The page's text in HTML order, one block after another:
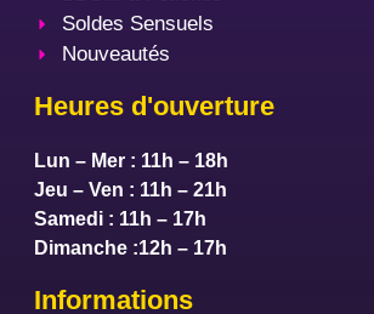
Soldes Sensuels
Nouveautés
Heures d'ouverture
Lun – Mer : 11h – 18h
Jeu – Ven : 11h – 21h
Samedi : 11h – 17h
Dimanche :12h – 17h
Informations